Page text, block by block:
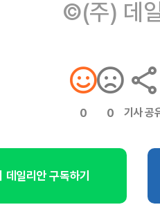
©(주) 데
0 0 기사 공
데일리안 구독하기